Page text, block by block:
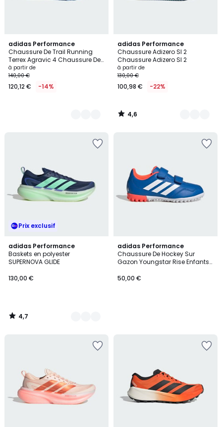
adidas Performance
Chaussure De Trail Running
Terrex Agravic 4 Chaussure De
Trail Running Terrex Agravic 4
à partir de
140,00 €
120,12 € -14%
3
Couleurs
adidas Performance
Chaussure Adizero Sl 2
Chaussure Adizero Sl 2
à partir de
130,00 €
100,98 € -22%
4,6
/ 5
7
Couleurs
4,6
/
Prix exclusif
adidas Performance
Baskets en polyester
SUPERNOVA GLIDE
130,00 €
4,7
/ 5
11
Couleurs
4,7
/
adidas Performance
Chaussure De Hockey Sur
Gazon Youngstar Rise Enfants
Gazon Youngstar Rise Enfants
50,00 €